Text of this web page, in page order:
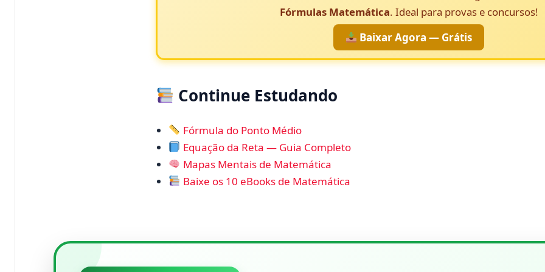
Fórmulas Matemática. Ideal para provas e concursos!
Baixar Agora — Grátis
Continue Estudando
Fórmula do Ponto Médio
Equação da Reta — Guia Completo
Mapas Mentais de Matemática
Baixe os 10 eBooks de Matemática